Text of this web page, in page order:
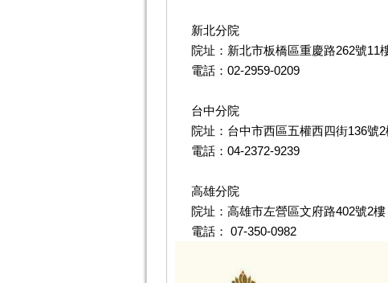
新北分院
院址：新北市板橋區重慶路262號11
電話：02-2959-0209
台中分院
院址：台中市西區五權西四街136號2
電話：04-2372-9239
高雄分院
院址：高雄市左營區文府路402號2樓
電話： 07-350-0982